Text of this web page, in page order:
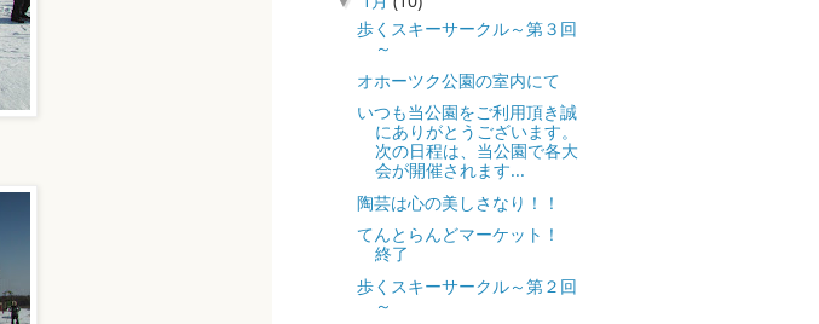
歩くスキーサークル～第３回
～
オホーツク公園の室内にて
いつも当公園をご利用頂き誠
にありがとうございます。
次の日程は、当公園で各大
会が開催されます...
陶芸は心の美しさなり！！
てんとらんどマーケット！
終了
歩くスキーサークル～第２回
～